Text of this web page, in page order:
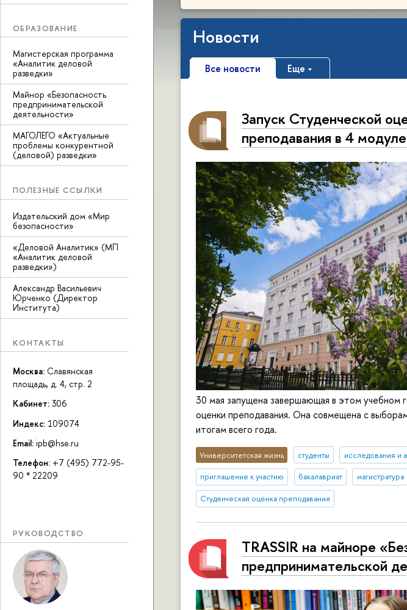
ОБРАЗОВАНИЕ
Магистерская программа
«Аналитик деловой
разведки»
Майнор «Безопасность
предпринимательской
деятельности»
МАГОЛЕГО «Актуальные
проблемы конкурентной
(деловой) разведки»
ПОЛЕЗНЫЕ ССЫЛКИ
Издательский дом «Мир
безопасности»
«Деловой Аналитик» (МП
«Аналитик деловой
разведки»)
Александр Васильевич
Юрченко (Директор
Института)
КОНТАКТЫ
Москва: Славянская
площадь, д. 4, стр. 2
Кабинет: 306
Индекс: 109074
Email: ipb@hse.ru
Телефон: +7 (495) 772-95-
90 * 22209
РУКОВОДСТВО
Новости
Все новости Еще
Запуск Студенческой
преподавания в 4
30 мая запущена завершающая в этом учебном
оценки преподавания. Она совмещена с
итогам всего года.
Университетская жизнь студенты исследования и
приглашение к участию бакалавриат магистратура
Студенческая оценка преподавания
TRASSIR на майноре
предпринимательской